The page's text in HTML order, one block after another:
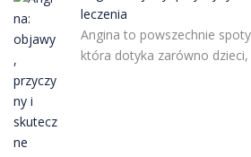
leczenia
Angina to powszechnie
która dotyka zarówno